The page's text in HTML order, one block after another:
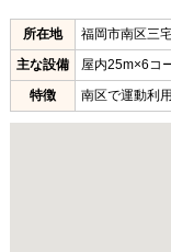
所在地
福岡市南区三
主な設備
屋内25m×6コ
特徴
南区で運動利